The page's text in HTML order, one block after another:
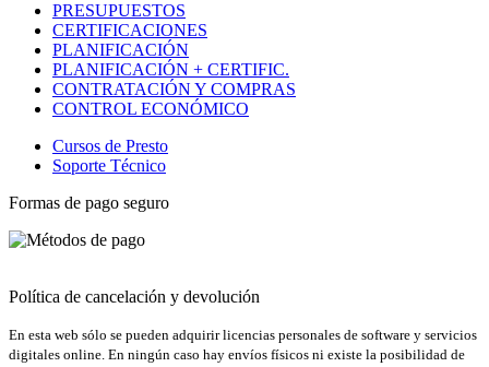
PRESUPUESTOS
CERTIFICACIONES
PLANIFICACIÓN
PLANIFICACIÓN + CERTIFIC.
CONTRATACIÓN Y COMPRAS
CONTROL ECONÓMICO
Cursos de Presto
Soporte Técnico
Formas de pago seguro
Política de cancelación y devolución
En esta web sólo se pueden adquirir licencias personales de software y servicios
digitales online. En ningún caso hay envíos físicos ni existe la posibilidad de